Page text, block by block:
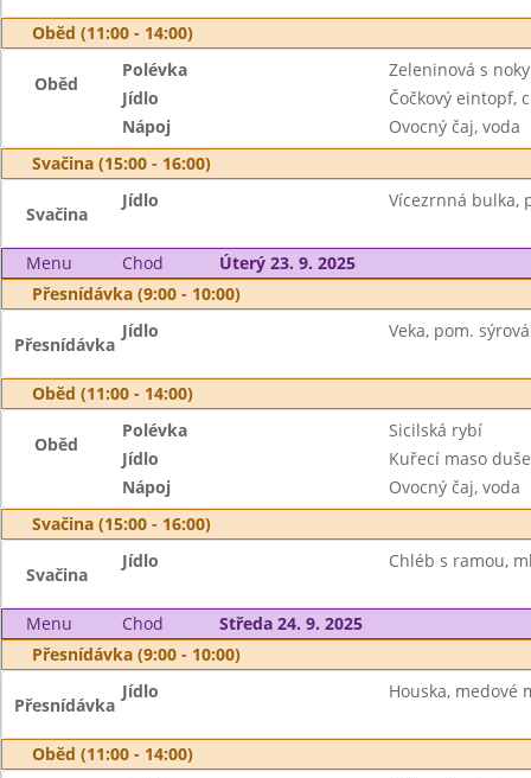
Oběd (11:00 - 14:00)
Oběd
Polévka
Zeleninová s noky
Jídlo
Čočkový eintopf,
Nápoj
Ovocný čaj, voda
Svačina (15:00 - 16:00)
Svačina
Jídlo Vícezrnná bulka,
Menu Chod
Úterý 23. 9. 2025
Přesnídávka (9:00 - 10:00)
Přesnídávka
Jídlo Veka, pom.
Oběd (11:00 - 14:00)
Oběd
Polévka
Sicilská rybí
Jídlo
Kuřecí maso
Nápoj
Ovocný čaj, voda
Svačina (15:00 - 16:00)
Svačina
Jídlo Chléb s ramou,
Menu Chod
Středa 24. 9. 2025
Přesnídávka (9:00 - 10:00)
Přesnídávka
Jídlo Houska, medové
Oběd (11:00 - 14:00)